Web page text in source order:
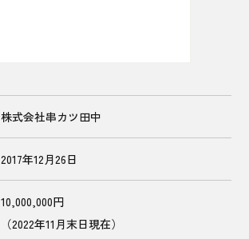
株式会社串カツ田中
2017年12月26日
10,000,000円
（2022年11月末日現在）